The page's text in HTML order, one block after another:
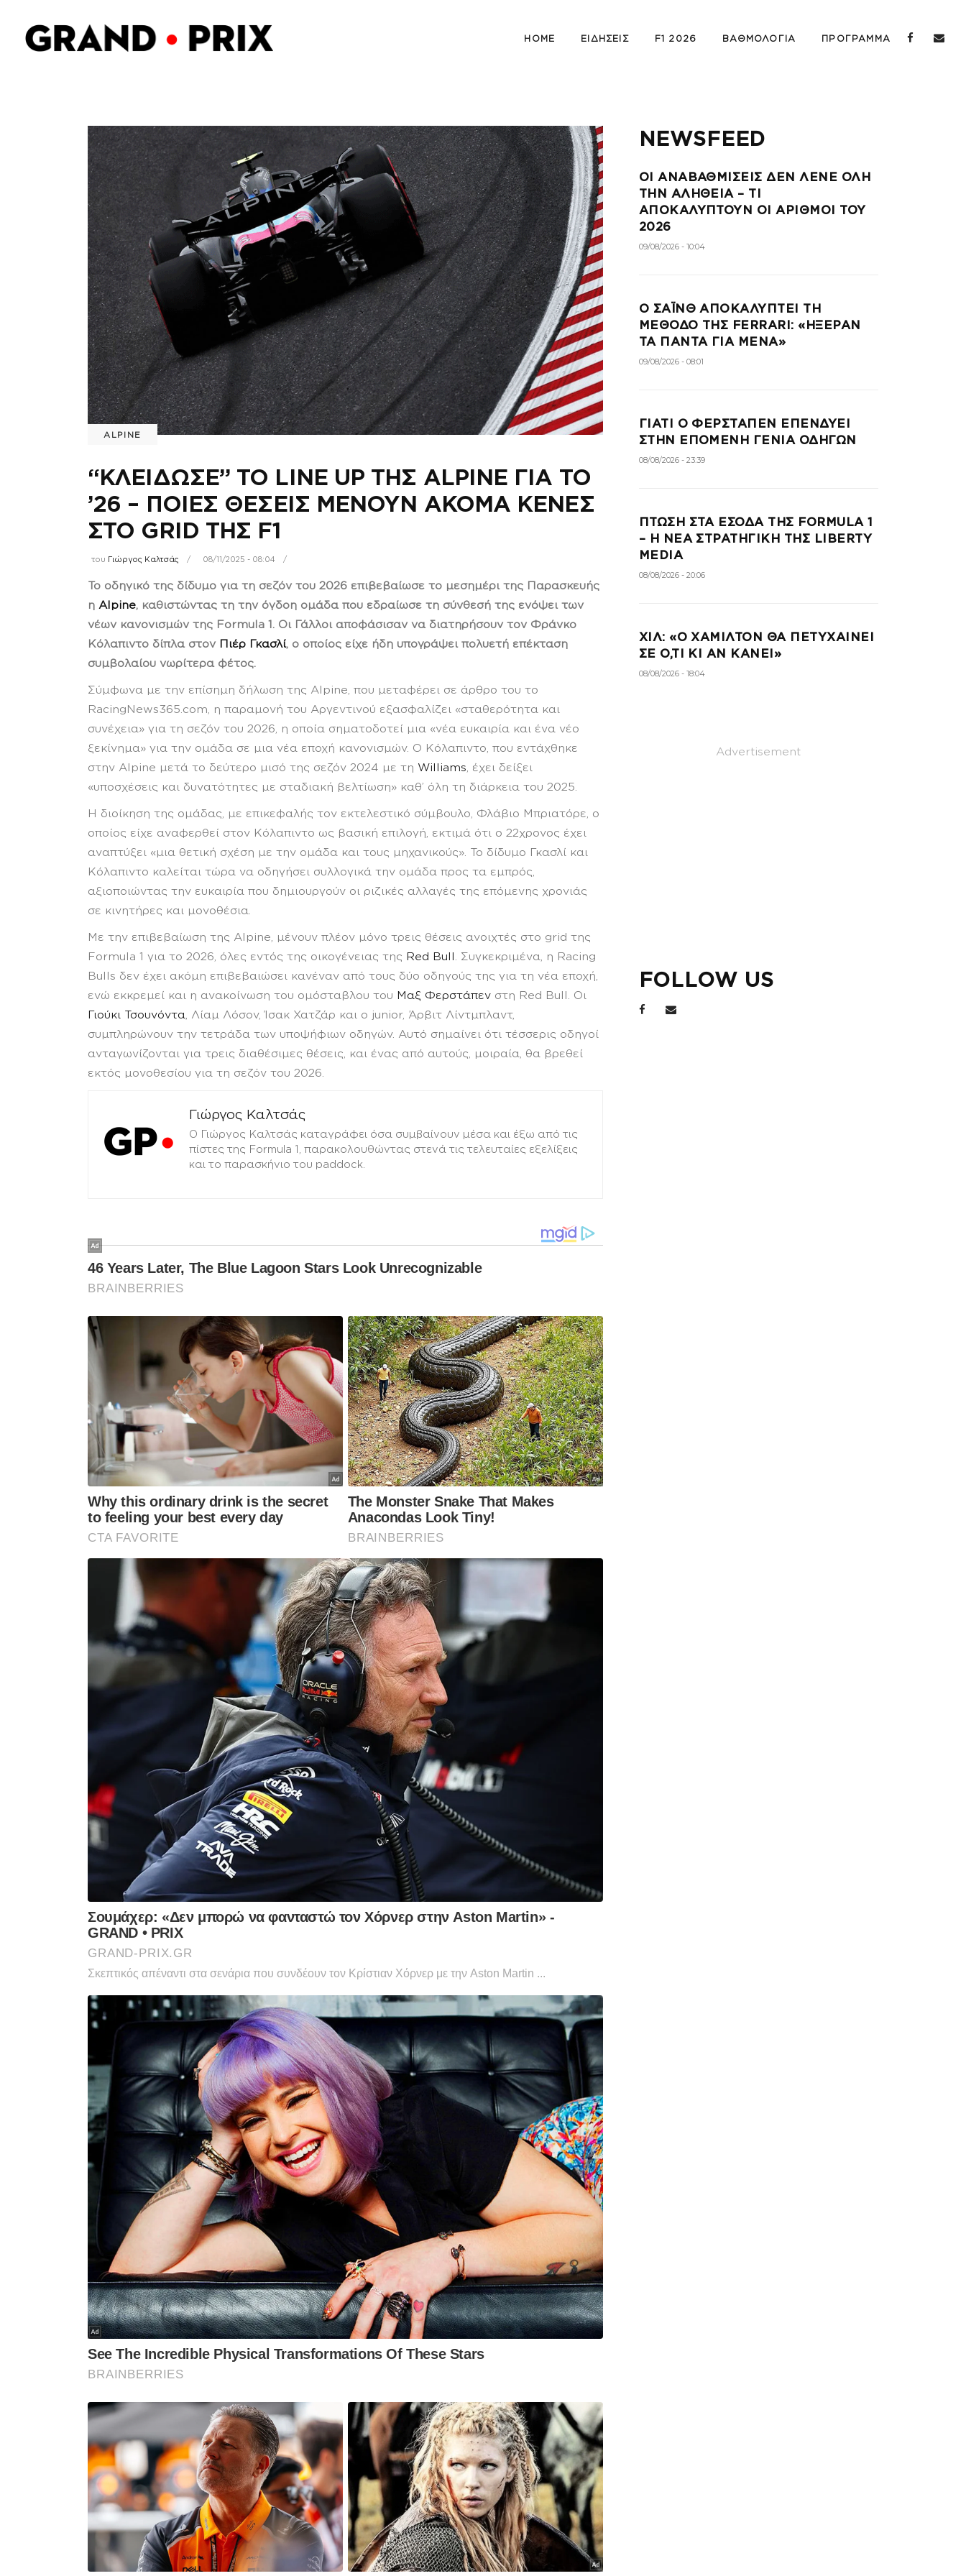
HOME ΕΙΔΗΣΕΙΣ F1 2026 ΒΑΘΜΟΛΟΓΙΑ ΠΡΟΓΡΑΜΜΑ
ALPINE
“ΚΛΕΙΔΩΣΕ” ΤΟ LINE UP ΤΗΣ ALPINE ΓΙΑ ΤΟ
’26 – ΠΟΙΕΣ ΘΕΣΕΙΣ ΜΕΝΟΥΝ ΑΚΟΜΑ ΚΕΝΕΣ
ΣΤΟ GRID ΤΗΣ F1
του Γιώργος Καλτσάς 08/11/2025 - 08:04
Το οδηγικό της δίδυμο για τη σεζόν του 2026 επιβεβαίωσε το μεσημέρι της Παρασκευής
η Alpine, καθιστώντας τη την όγδοη ομάδα που εδραίωσε τη σύνθεσή της ενόψει των
νέων κανονισμών της Formula 1. Οι Γάλλοι αποφάσισαν να διατηρήσουν τον Φράνκο
Κόλαπιντο δίπλα στον Πιέρ Γκασλί, ο οποίος είχε ήδη υπογράψει πολυετή επέκταση
συμβολαίου νωρίτερα φέτος.
Σύμφωνα με την επίσημη δήλωση της Alpine, που μεταφέρει σε άρθρο του το
RacingNews365.com, η παραμονή του Αργεντινού εξασφαλίζει «σταθερότητα και
συνέχεια» για τη σεζόν του 2026, η οποία σηματοδοτεί μια «νέα ευκαιρία και ένα νέο
ξεκίνημα» για την ομάδα σε μια νέα εποχή κανονισμών. Ο Κόλαπιντο, που εντάχθηκε
στην Alpine μετά το δεύτερο μισό της σεζόν 2024 με τη Williams, έχει δείξει
«υποσχέσεις και δυνατότητες με σταδιακή βελτίωση» καθ’ όλη τη διάρκεια του 2025.
Η διοίκηση της ομάδας, με επικεφαλής τον εκτελεστικό σύμβουλο, Φλάβιο Μπριατόρε, ο
οποίος είχε αναφερθεί στον Κόλαπιντο ως βασική επιλογή, εκτιμά ότι ο 22χρονος έχει
αναπτύξει «μια θετική σχέση με την ομάδα και τους μηχανικούς». Το δίδυμο Γκασλί και
Κόλαπιντο καλείται τώρα να οδηγήσει συλλογικά την ομάδα προς τα εμπρός,
αξιοποιώντας την ευκαιρία που δημιουργούν οι ριζικές αλλαγές της επόμενης χρονιάς
σε κινητήρες και μονοθέσια.
Με την επιβεβαίωση της Alpine, μένουν πλέον μόνο τρεις θέσεις ανοιχτές στο grid της
Formula 1 για το 2026, όλες εντός της οικογένειας της Red Bull . Συγκεκριμένα, η Racing
Bulls δεν έχει ακόμη επιβεβαιώσει κανέναν από τους δύο οδηγούς της για τη νέα εποχή,
ενώ εκκρεμεί και η ανακοίνωση του ομόσταβλου του Μαξ Φερστάπεν στη Red Bull. Οι
Γιούκι Τσουνόντα, Λίαμ Λόσον, Ίσακ Χατζάρ και ο junior, Άρβιτ Λίντμπλαντ,
συμπληρώνουν την τετράδα των υποψήφιων οδηγών. Αυτό σημαίνει ότι τέσσερις οδηγοί
ανταγωνίζονται για τρεις διαθέσιμες θέσεις, και ένας από αυτούς, μοιραία, θα βρεθεί
εκτός μονοθεσίου για τη σεζόν του 2026.
Γιώργος Καλτσάς
Ο Γιώργος Καλτσάς καταγράφει όσα συμβαίνουν μέσα και έξω από τις
πίστες της Formula 1, παρακολουθώντας στενά τις τελευταίες εξελίξεις
και το παρασκήνιο του paddock.
NEWSFEED
ΟΙ ΑΝΑΒΑΘΜΙΣΕΙΣ ΔΕΝ ΛΕΝΕ ΟΛΗ
ΤΗΝ ΑΛΗΘΕΙΑ – ΤΙ
ΑΠΟΚΑΛΥΠΤΟΥΝ ΟΙ ΑΡΙΘΜΟΙ ΤΟΥ
2026
09/08/2026 - 10:04
Ο ΣΑΪΝΘ ΑΠΟΚΑΛΥΠΤΕΙ ΤΗ
ΜΕΘΟΔΟ ΤΗΣ FERRARI: «ΗΞΕΡΑΝ
ΤΑ ΠΑΝΤΑ ΓΙΑ ΜΕΝΑ»
09/08/2026 - 08:01
ΓΙΑΤΙ Ο ΦΕΡΣΤΑΠΕΝ ΕΠΕΝΔΥΕΙ
ΣΤΗΝ ΕΠΟΜΕΝΗ ΓΕΝΙΑ ΟΔΗΓΩΝ
08/08/2026 - 23:39
ΠΤΩΣΗ ΣΤΑ ΕΣΟΔΑ ΤΗΣ FORMULA 1
– Η ΝΕΑ ΣΤΡΑΤΗΓΙΚΗ ΤΗΣ LIBERTY
MEDIA
08/08/2026 - 20:06
ΧΙΛ: «Ο ΧΑΜΙΛΤΟΝ ΘΑ ΠΕΤΥΧΑΙΝΕΙ
ΣΕ Ο,ΤΙ ΚΙ ΑΝ ΚΑΝΕΙ»
08/08/2026 - 18:04
Advertisement
FOLLOW US